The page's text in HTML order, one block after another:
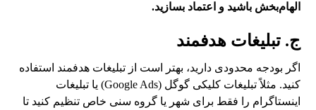
الهام‌بخش باشید و اعتماد بسازید.
ج. تبلیغات هدفمند
اگر بودجه محدودی دارید، بهتر است از تبلیغات هدفمند استفاده
کنید. مثلاً تبلیغات کلیکی گوگل (Google Ads) یا تبلیغات
اینستاگرام را فقط برای شهر یا گروه سنی خاص تنظیم کنید تا